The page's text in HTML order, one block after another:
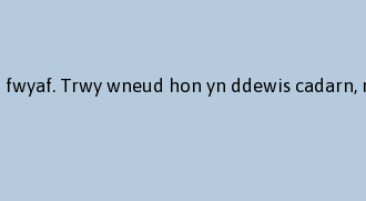
Trwy wneud hon yn ddewis